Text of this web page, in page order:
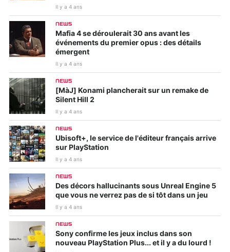
Il y a 4 ans
NEWS
Mafia 4 se déroulerait 30 ans avant les
événements du premier opus : des détails
émergent
Il y a 4 ans
NEWS
[MàJ] Konami plancherait sur un remake de
Silent Hill 2
Il y a 4 ans
NEWS
Ubisoft+, le service de l'éditeur français arrive
sur PlayStation
Il y a 4 ans
NEWS
Des décors hallucinants sous Unreal Engine 5
que vous ne verrez pas de si tôt dans un jeu
Il y a 4 ans
NEWS
Sony confirme les jeux inclus dans son
nouveau PlayStation Plus... et il y a du lourd !